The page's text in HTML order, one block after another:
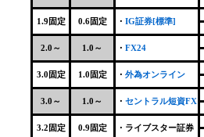
1.9固定 0.6固定 ・ IG証券[標準]
2.0～ 1.0～ ・ FX24
3.0固定 1.0固定 ・ 外為オンライン
3.0～ 1.0～ ・ セントラル短資FX
3.2固定 0.9固定 ・ライブスター証券